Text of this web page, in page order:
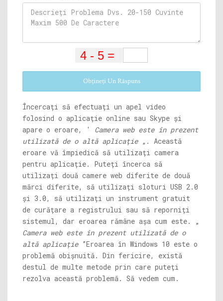
Obțineți Un Răspuns
Încercați să efectuați un apel video
folosind o aplicație online sau Skype și
apare o eroare, ' Camera web este în prezent
utilizată de o altă aplicație„. Această
eroare vă împiedică să utilizați camera
pentru aplicație. Puteți încerca să
utilizați două camere web diferite de două
mărci diferite, să utilizați sloturi USB 2.0
și 3.0, să utilizați un instrument gratuit
de curățare a registrului sau să reporniți
sistemul, dar eroarea rămâne așa cum este. „
Camera web este în prezent utilizată de o
altă aplicație”Eroarea în Windows 10 este o
problemă obișnuită. Din fericire, există
destul de multe metode prin care puteți
rezolva această problemă. Să vedem cum.